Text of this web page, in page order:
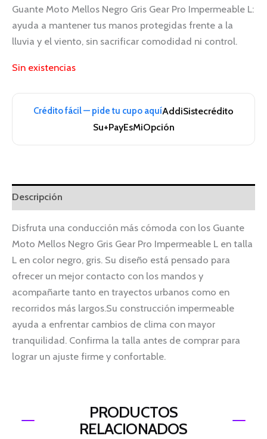
Guante Moto Mellos Negro Gris Gear Pro Impermeable L:
ayuda a mantener tus manos protegidas frente a la
lluvia y el viento, sin sacrificar comodidad ni control.
Sin existencias
Crédito fácil — pide tu cupo aquíAddiSistecrédito
Su+PayEsMiOpción
Descripción
Disfruta una conducción más cómoda con los Guante
Moto Mellos Negro Gris Gear Pro Impermeable L en talla
L en color negro, gris. Su diseño está pensado para
ofrecer un mejor contacto con los mandos y
acompañarte tanto en trayectos urbanos como en
recorridos más largos.Su construcción impermeable
ayuda a enfrentar cambios de clima con mayor
tranquilidad. Confirma la talla antes de comprar para
lograr un ajuste firme y confortable.
PRODUCTOS
RELACIONADOS